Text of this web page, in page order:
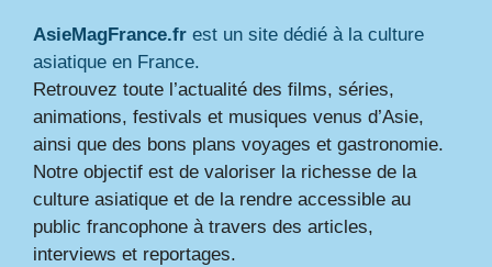
AsieMagFrance.fr est un site dédié à la culture
asiatique en France.
Retrouvez toute l’actualité des films, séries,
animations, festivals et musiques venus d’Asie,
ainsi que des bons plans voyages et gastronomie.
Notre objectif est de valoriser la richesse de la
culture asiatique et de la rendre accessible au
public francophone à travers des articles,
interviews et reportages.